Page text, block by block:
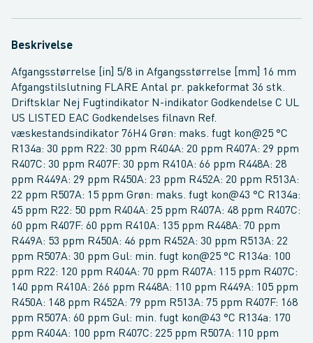
Beskrivelse
Afgangsstørrelse [in] 5/8 in Afgangsstørrelse [mm] 16 mm
Afgangstilslutning FLARE Antal pr. pakkeformat 36 stk.
Driftsklar Nej Fugtindikator N-indikator Godkendelse C UL
US LISTED EAC Godkendelses filnavn Ref.
væskestandsindikator 76H4 Grøn: maks. fugt kon@25 °C
R134a: 30 ppm R22: 30 ppm R404A: 20 ppm R407A: 29 ppm
R407C: 30 ppm R407F: 30 ppm R410A: 66 ppm R448A: 28
ppm R449A: 29 ppm R450A: 23 ppm R452A: 20 ppm R513A:
22 ppm R507A: 15 ppm Grøn: maks. fugt kon@43 °C R134a:
45 ppm R22: 50 ppm R404A: 25 ppm R407A: 48 ppm R407C:
60 ppm R407F: 60 ppm R410A: 135 ppm R448A: 70 ppm
R449A: 53 ppm R450A: 46 ppm R452A: 30 ppm R513A: 22
ppm R507A: 30 ppm Gul: min. fugt kon@25 °C R134a: 100
ppm R22: 120 ppm R404A: 70 ppm R407A: 115 ppm R407C:
140 ppm R410A: 266 ppm R448A: 110 ppm R449A: 105 ppm
R450A: 148 ppm R452A: 79 ppm R513A: 75 ppm R407F: 168
ppm R507A: 60 ppm Gul: min. fugt kon@43 °C R134a: 170
ppm R404A: 100 ppm R407C: 225 ppm R507A: 110 ppm